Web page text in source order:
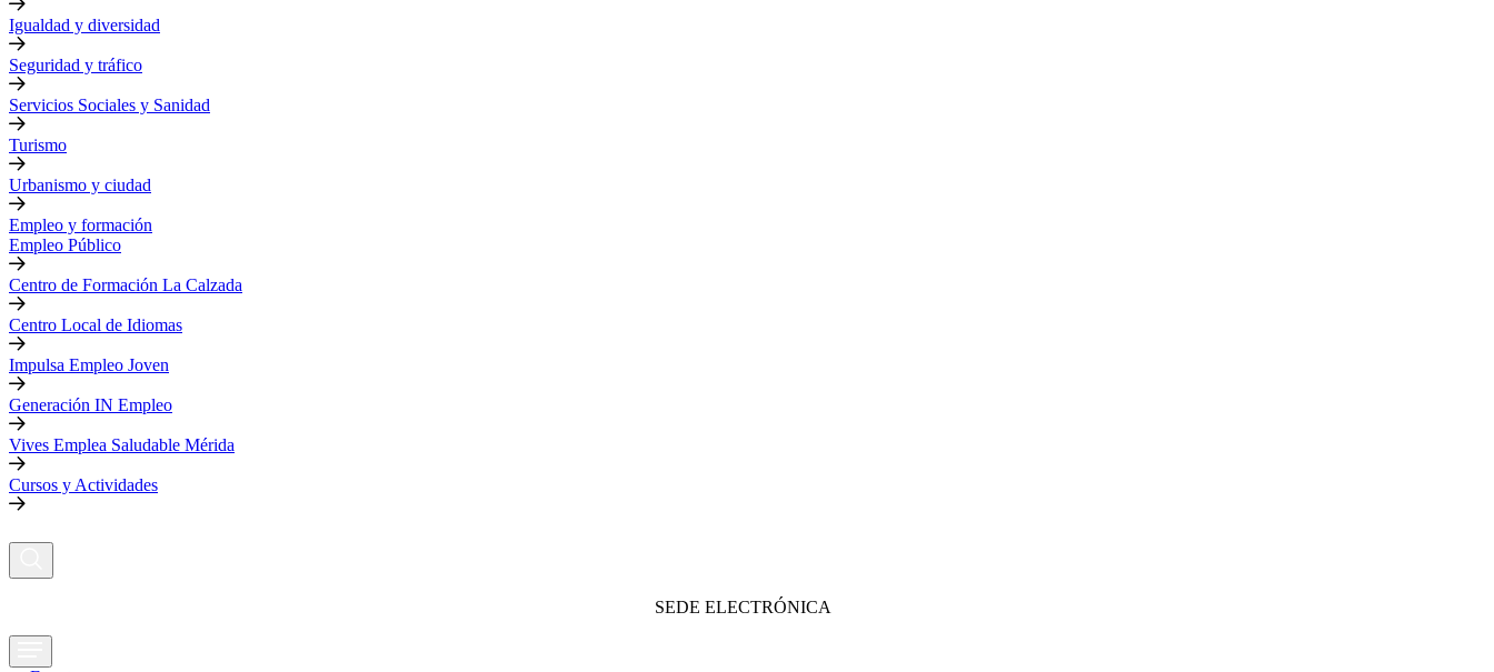
Igualdad y diversidad
Seguridad y tráfico
Servicios Sociales y Sanidad
Turismo
Urbanismo y ciudad
Empleo y formación
Empleo Público
Centro de Formación La Calzada
Centro Local de Idiomas
Impulsa Empleo Joven
Generación IN Empleo
Vives Emplea Saludable Mérida
Cursos y Actividades
SEDE ELECTRÓNICA